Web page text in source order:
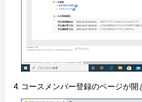
コースメンバー登録のページが開